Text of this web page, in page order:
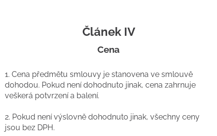
Článek IV
Cena
1. Cena předmětu smlouvy je stanovena ve smlouvě
dohodou. Pokud není dohodnuto jinak, cena zahrnuje
veškerá potvrzení a balení.
2. Pokud není výslovně dohodnuto jinak, všechny ceny
jsou bez DPH.